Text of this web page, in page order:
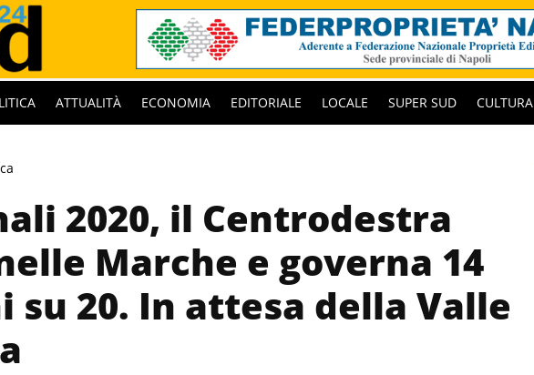
ATTUALITÀ ECONOMIA EDITORIALE LOCALE SUPER SUD CULTURA
2020, il Centrodestra
Marche e governa 14
su 20. In attesa della Valle